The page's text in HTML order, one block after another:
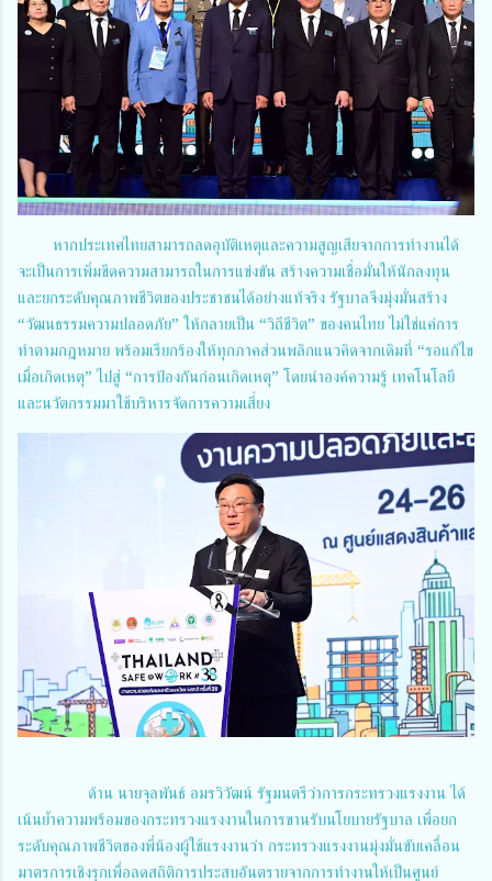
หากประเทศไทยสามารถลดอุบัติเหตุและความสูญเสียจากการทำงานได้
จะเป็นการเพิ่มขีดความสามารถในการแข่งขัน สร้างความเชื่อมั่นให้นักลงทุน
และยกระดับคุณภาพชีวิตของประชาชนได้อย่างแท้จริง รัฐบาลจึงมุ่งมั่นสร้าง
“วัฒนธรรมความปลอดภัย” ให้กลายเป็น “วิถีชีวิต” ของคนไทย ไม่ใช่แค่การ
ทำตามกฎหมาย พร้อมเรียกร้องให้ทุกภาคส่วนพลิกแนวคิดจากเดิมที่ “รอแก้ไข
เมื่อเกิดเหตุ” ไปสู่ “การป้องกันก่อนเกิดเหตุ” โดยนำองค์ความรู้ เทคโนโลยี
และนวัตกรรมมาใช้บริหารจัดการความเสี่ยง
ด้าน นายจุลพันธ์ อมรวิวัฒน์ รัฐมนตรีว่าการกระทรวงแรงงาน ได้
เน้นย้ำความพร้อมของกระทรวงแรงงานในการขานรับนโยบายรัฐบาล เพื่อยก
ระดับคุณภาพชีวิตของพี่น้องผู้ใช้แรงงานว่า กระทรวงแรงงานมุ่งมั่นขับเคลื่อน
มาตรการเชิงรุกเพื่อลดสถิติการประสบอันตรายจากการทำงานให้เป็นศูนย์